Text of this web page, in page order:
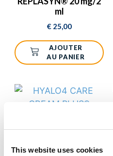
This website uses cookies
ml
€25,00
AJOUTER
AU PANIER
PLUS®
€22,80